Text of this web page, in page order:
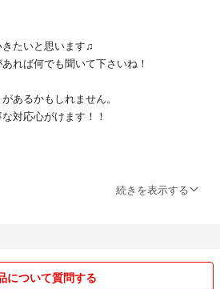
たいと思います♫
れば何でも聞いて下さいね！
あるかもしれません。
対応心がけます！！
す
みお願い致します
続きを表示する
について質問する